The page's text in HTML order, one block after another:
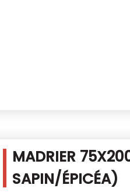
MADRIER
SAPIN/ÉPICÉA)